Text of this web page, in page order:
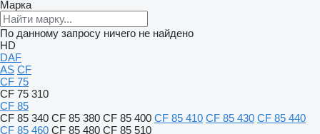
Марка
По данному запросу ничего не найдено
HD
DAF
AS CF
CF 75
CF 75 310
CF 85
CF 85 340 CF 85 380 CF 85 400 CF 85 410 CF 85 430 CF 85 440
CF 85 460 CF 85 480 CF 85 510